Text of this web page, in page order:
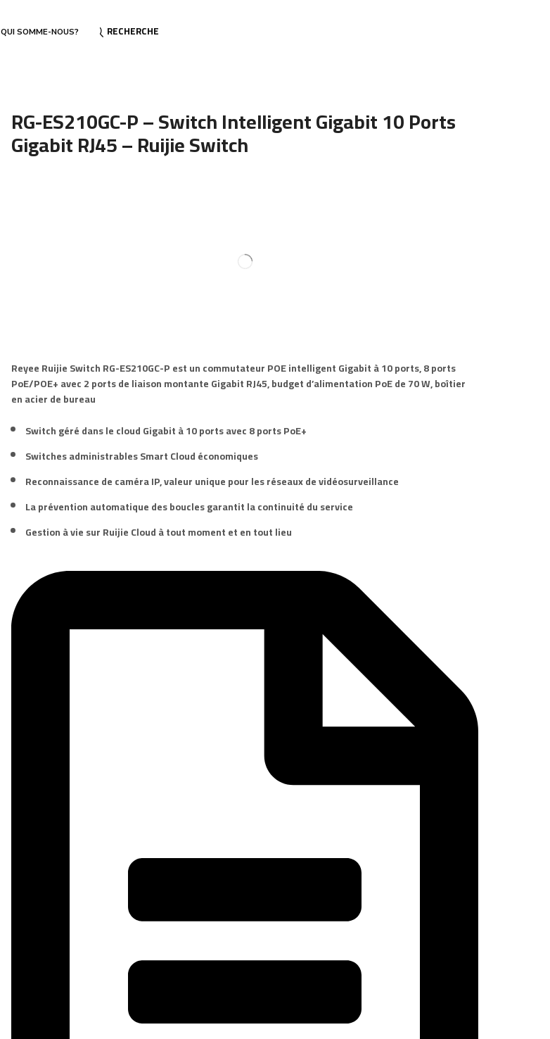
QUI SOMME-NOUS? RECHERCHE
RG-ES210GC-P – Switch Intelligent Gigabit 10 Ports
Gigabit RJ45 – Ruijie Switch
Reyee Ruijie SwitchRG-ES210GC-Pest un commutateur POE intelligent Gigabit à 10 ports, 8 ports
PoE/POE+ avec 2 ports de liaison montante Gigabit RJ45, budget d’alimentation PoE de 70 W, boîtier
en acier de bureau
Switchgéré dans le cloud Gigabit à10 portsavec8 ports PoE+
Switches administrablesSmart Cloud économiques
Reconnaissance de caméra IP, valeur unique pour les réseaux de vidéosurveillance
La prévention automatique des boucles garantit la continuité du service
Gestion à vie sur Ruijie Cloud à tout moment et en tout lieu